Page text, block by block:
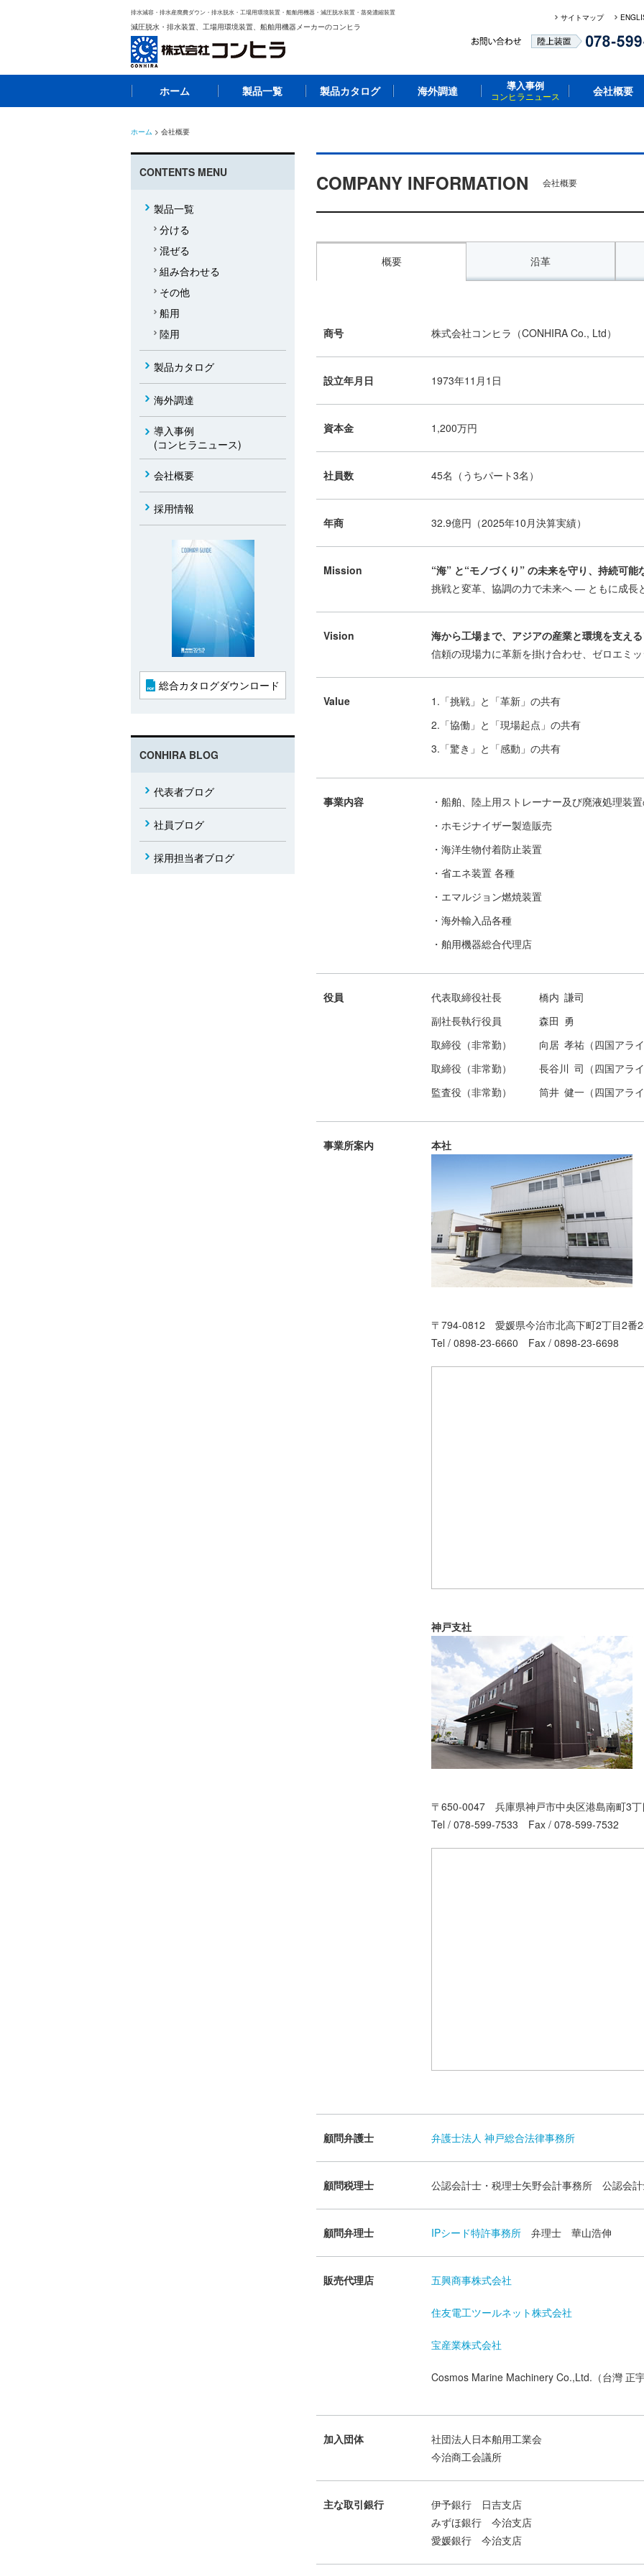
排水減容・排水産廃費ダウン・排水脱水・工場用環境装置・船舶用機器・減圧脱水装置・蒸発濃縮装置
減圧脱水・排水装置、工場用環境装置、船舶用機器メーカーのコンヒラ
サイトマップ
ホーム 製品一覧 製品カタログ 海外調達 導入事例
コンヒラニュース 会社概要
ホーム > 会社概要
COMPANY INFORMATION 会社概要
概要 沿革
商号 株式会社コンヒラ（CONHIRA Co., Ltd）
設立年月日 1973年11月1日
資本金 1,200万円
社員数 45名（うちパート3名）
年商 32.9億円（2025年10月決算実績）
Mission
“海” と“モノづくり” の未来を守り、持続可能
挑戦と変⾰、協調の⼒で未来へ ― ともに成⻑
Vision
海から⼯場まで、アジアの産業と環境を⽀え
信頼の現場⼒に⾰新を掛け合わせ、ゼロエミ
Value
1.「挑戦」と「⾰新」の共有
2.「協働」と「現場起点」の共有
3.「驚き」と「感動」の共有
事業内容
・船舶、陸上用ストレーナー及び廃液処理装
・ホモジナイザー製造販売
・海洋生物付着防止装置
・省エネ装置 各種
・エマルジョン燃焼装置
・海外輸入品各種
・舶用機器総合代理店
役員 代表取締役社長
橋内 謙司
副社長執行役員
森田 勇
取締役（非常勤）
向居 孝祐（四国アラ
取締役（非常勤）
長谷川 司（四国アラ
監査役（非常勤）
筒井 健一（四国アラ
事業所案内 本社
〒794-0812 愛媛県今治市北高下町2丁目2番
Tel / 0898-23-6660 Fax / 0898-23-6698
神戸支社
〒650-0047 兵庫県神戸市中央区港島南町3
Tel / 078-599-7533 Fax / 078-599-7532
顧問弁護士 弁護士法人 神戸総合法律事務所
顧問税理士 公認会計士・税理士矢野会計事務所 公認会
顧問弁理士 IPシード特許事務所 弁理士 華山浩伸
販売代理店 五興商事株式会社
住友電工ツールネット株式会社
宝産業株式会社
Cosmos Marine Machinery Co.,Ltd.（台灣 正
加入団体
社団法人日本舶用工業会
今治商工会議所
主な取引銀行
伊予銀行 日吉支店
みずほ銀行 今治支店
愛媛銀行 今治支店
CONTENTS MENU
製品一覧
分ける
混ぜる
組み合わせる
その他
船用
陸用
製品カタログ
海外調達
導入事例
(コンヒラニュース)
会社概要
採用情報
総合カタログダウンロード
CONHIRA BLOG
代表者ブログ
社員ブログ
採用担当者ブログ